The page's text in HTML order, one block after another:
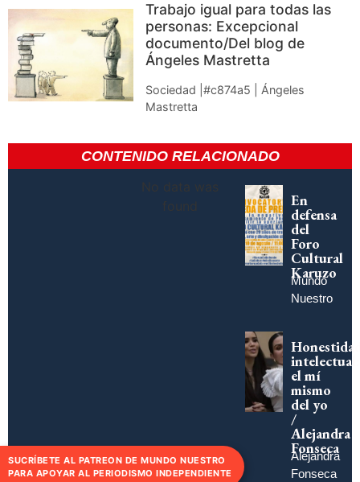
Trabajo igual para todas las
personas: Excepcional
documento/Del blog de
Ángeles Mastretta
Sociedad |#c874a5 | Ángeles
Mastretta
CONTENIDO RELACIONADO
No data was
found
En
defensa
del
Foro
Cultural
Karuzo
Mundo
Nuestro
intelectual:
el mí
mismo
del yo
/
Alejandra
Fonseca
Alejandra
Fonseca
SUCRÍBETE AL PATREON DE MUNDO NUESTRO
PARA APOYAR AL PERIODISMO INDEPENDIENTE